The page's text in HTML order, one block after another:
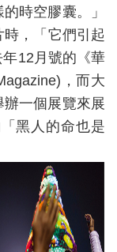
時空膠囊。」
，「它們引起
12月號的《華
，而大
一個展覽來展
黑人的命也是